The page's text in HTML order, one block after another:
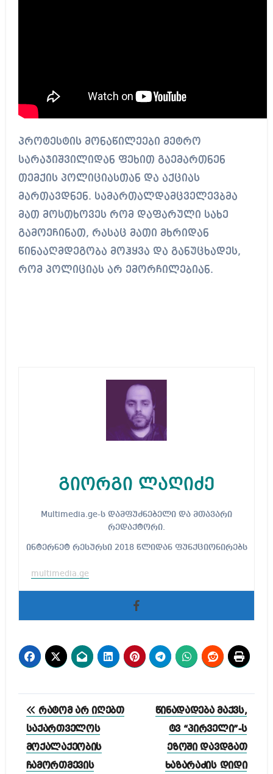
პროტესტის მონაწილეები მეტრო
სარაჯიშვილიდან ფეხით გაემართნენ
თემქის პოლიციასთან და აქციას
მართავდნენ. სამართალდამცველევბმა
მათ მოსთხოვეს რომ დაფარული სახე
გამოეჩინათ, რასაც მათი მხრიდან
წინააღმდეგობა მოჰყვა და განუცხადეს,
რომ პოლიციას არ ემორჩილებიან.
გიორგი ლაღიძე
Multimedia.ge-ს დამფუძნებელი და მთავარი
რედაქტორი.
ინტერნეტ რესურსი 2018 წლიდან ფუნქციონირებს
multimedia.ge
პოსტის
ნავიგაცია
რატომ არ იღებთ
საქართველოს
მოქალაქეობის
ჩამორთმევის
წინადადება მაქვს,
ტვ “პირველი”-ს
ეზოში დავდგათ
ხაზარაძის დიდი